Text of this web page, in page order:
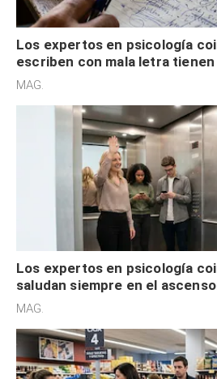
Los expertos en psicología
escriben con mala letra
acelerado y no lo hacen por
MAG.
Los expertos en psicología
saludan siempre en el
defensiva y tienen apertura
MAG.